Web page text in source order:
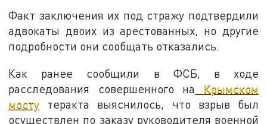
Факт заключения их под стражу подтвердили
адвокаты двоих из арестованных, но другие
подробности они сообщать отказались.
Как ранее сообщили в ФСБ, в ходе
расследования совершенного на Крымском
мосту теракта выяснилось, что взрыв был
осуществлен по заказу руководителя военной